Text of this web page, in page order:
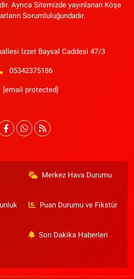
Ayrıca Sitemizde yayınlanan Köşe
Sorumluluğundadır.
İzzet Baysal Caddesi 47/3
05342375186
[email protected]
Merkez Hava Durumu
Puan Durumu ve Fikstür
Son Dakika Haberleri